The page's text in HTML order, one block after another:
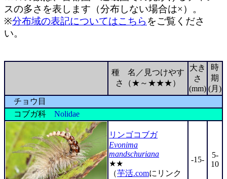
スの多さを表します（分布しない場合は×）。
※分布域の表記についてはこちら をご覧くださ
い。
種 名／見つけやす
さ（★～★★★）
大き
さ
(mm)
時
期
(月)
チョウ目
コブガ科 Nolidae
リンゴコブガ
Evonima
mandschuriana
★★
（芋活.comにリンク
-15-
5-
10